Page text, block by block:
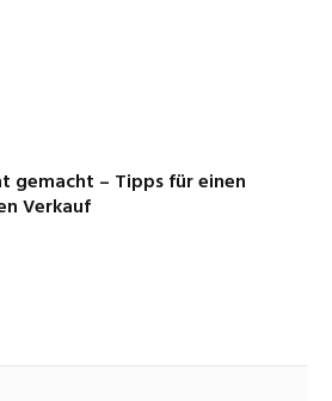
gemacht – Tipps für einen
Verkauf